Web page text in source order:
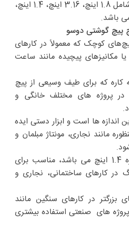
رایج پیچ گوشتی دو سو شامل 1.8 اینچ، 3.16 اینچ، 1.4 اینچ،
پیچ گوشتی دوسو
پیچ‌های کوچک که معمولاً در کارهای
مکانیزهای پیچیده مانند ساعت
همه کاره که برای طیف وسیعی از پیچ
پروژه های مختلف خانگی و
اندازه ها است و ابزار دستی ایده
مانند نجاری، مونتاژ مبلمان و
5.16 اینچ: بزرگتر از اندازه 1.4 اینچ می باشد، مناسب برای
در کارهای ساختمانی، نجاری و
بزرگتر در کارهای سنگین مانند
های صنعتی استفاده بیشتری